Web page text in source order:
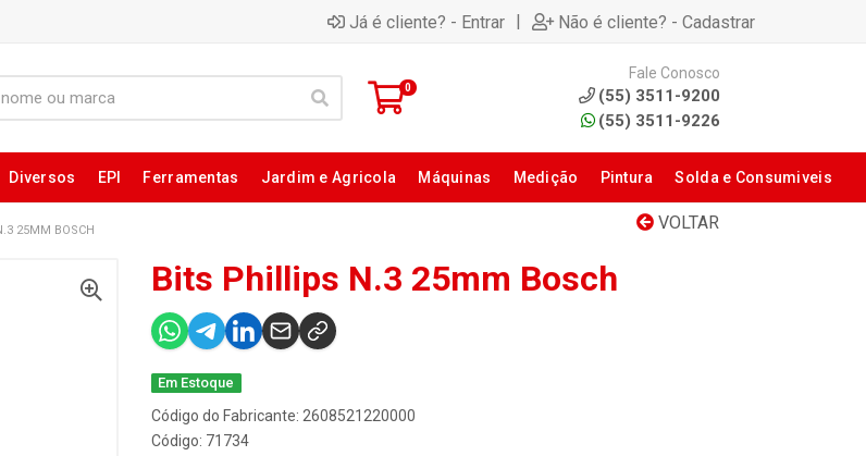
Já é cliente? - Entrar | Não é cliente? - Cadastrar
0
Fale Conosco
(55) 3511-9200
(55) 3511-9226
Diversos EPI Ferramentas Jardim e Agricola Máquinas Medição Pintura Solda e Consumiveis
VOLTAR
25MM BOSCH
Bits Phillips N.3 25mm Bosch
Em Estoque
Código do Fabricante: 2608521220000
Código: 71734